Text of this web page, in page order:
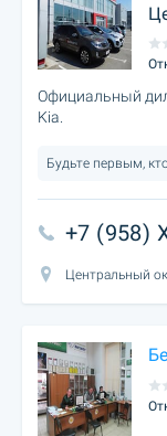
Официальный
Kia.
Будьте первым,
+7 (958)
Центральный